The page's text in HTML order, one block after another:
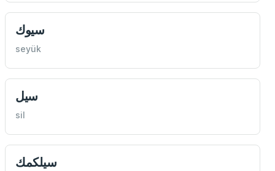
سيوك
seyük
سيل
sil
سيلكمك